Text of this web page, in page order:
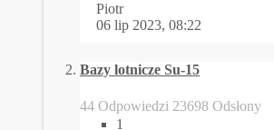
Piotr
06 lip 2023, 08:22
Bazy lotnicze Su-15
44 Odpowiedzi 23698 Odsłony
1